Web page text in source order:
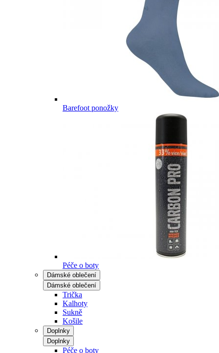
Barefoot ponožky
Péče o boty
Dámské oblečení
Dámské oblečení
Trička
Kalhoty
Sukně
Košile
Doplnky
Doplnky
Péče o boty